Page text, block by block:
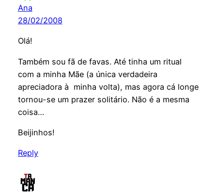
Ana
28/02/2008
Olá!
Também sou fã de favas. Até tinha um ritual
com a minha Mãe (a única verdadeira
apreciadora à minha volta), mas agora cá longe
tornou-se um prazer solitário. Não é a mesma
coisa…
Beijinhos!
Reply